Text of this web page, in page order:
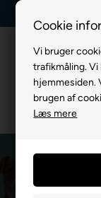
Cookie
Vi bruger
trafikmåling.
hjemmesiden.
brugen af
Læs mere
Du er her: